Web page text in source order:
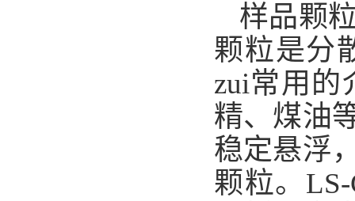
样品颗
颗粒是分
zui常用的
精、煤油
稳定悬浮
颗粒。